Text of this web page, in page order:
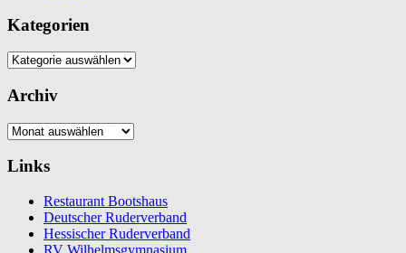
Kategorien
Kategorien
Archiv
Archiv
Links
Restaurant Bootshaus
Deutscher Ruderverband
Hessischer Ruderverband